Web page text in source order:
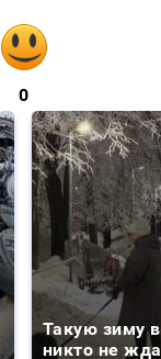
0
Такую зиму
никто не